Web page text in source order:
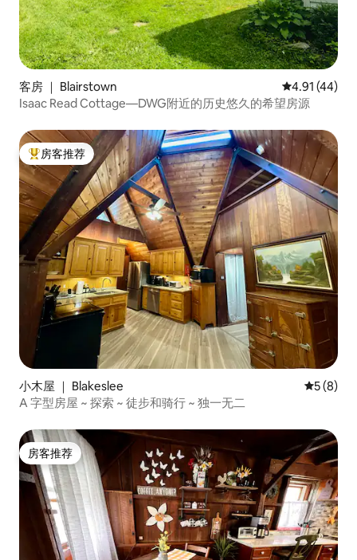
客房 ｜ Blairstown 平均评分
4.91 (44)
Isaac Read Cottage—DWG附近的历史悠久的希望房源
热门「房客推荐」
房客推荐
小木屋 ｜ Blakeslee 平均评分
5 (8)
A 字型房屋 ~ 探索 ~ 徒步和骑行 ~ 独一无二
房客推荐
房客推荐